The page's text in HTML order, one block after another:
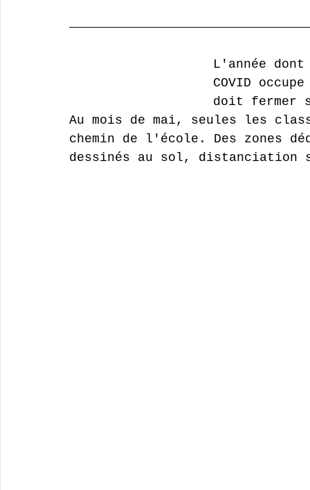
L'année
COVID
doit fermer
Au mois de mai, seules les
chemin de l'école. Des zones
dessinés au sol, distanciation